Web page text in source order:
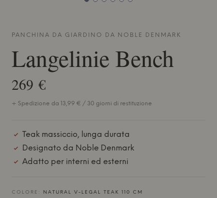
PANCHINA DA GIARDINO DA NOBLE DENMARK
Langelinie Bench
269 €
+ Spedizione da 13,99 € / 30 giorni di restituzione
Teak massiccio, lunga durata
Designato da Noble Denmark
Adatto per interni ed esterni
COLORE: NATURAL V-LEGAL TEAK 110 CM